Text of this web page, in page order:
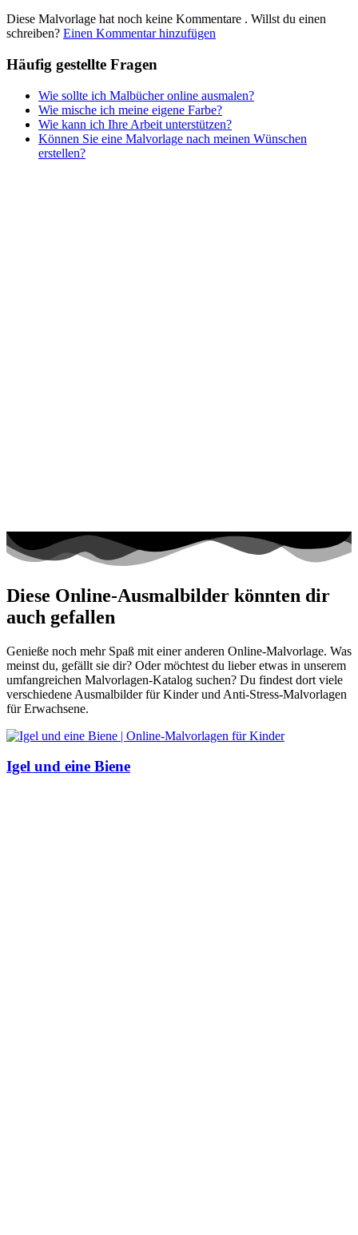
Diese Malvorlage hat noch keine Kommentare . Willst du einen
schreiben? Einen Kommentar hinzufügen
Häufig gestellte Fragen
Wie sollte ich Malbücher online ausmalen?
Wie mische ich meine eigene Farbe?
Wie kann ich Ihre Arbeit unterstützen?
Können Sie eine Malvorlage nach meinen Wünschen
erstellen?
Diese Online-Ausmalbilder könnten dir
auch gefallen
Genieße noch mehr Spaß mit einer anderen Online-Malvorlage. Was
meinst du, gefällt sie dir? Oder möchtest du lieber etwas in unserem
umfangreichen Malvorlagen-Katalog suchen? Du findest dort viele
verschiedene Ausmalbilder für Kinder und Anti-Stress-Malvorlagen
für Erwachsene.
Igel und eine Biene